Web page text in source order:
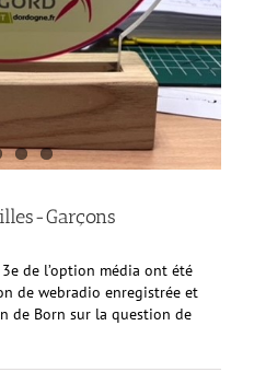
Garçons
de l’option média ont été
de webradio enregistrée et
de Born sur la question de